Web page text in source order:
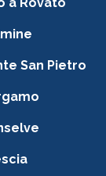
San Pietro